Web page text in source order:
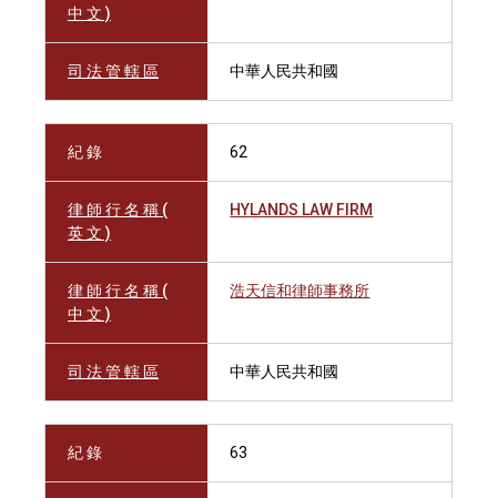
中 文 )
司 法 管 轄 區 中華人民共和國
紀 錄 62
律 師 行 名 稱 (
英 文 )
HYLANDS LAW FIRM
律 師 行 名 稱 (
中 文 )
浩天信和律師事務所
司 法 管 轄 區 中華人民共和國
紀 錄 63